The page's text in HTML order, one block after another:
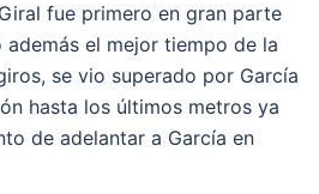
fue primero en gran parte
el mejor tiempo de la
se vio superado por García
hasta los últimos metros ya
de adelantar a García en